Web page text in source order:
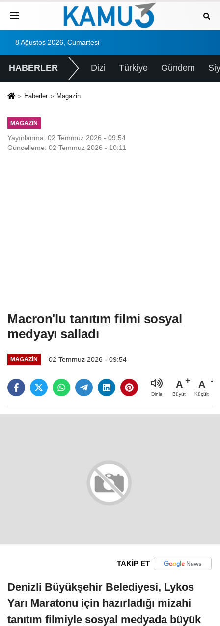
8 Ağustos 2026, Cumartesi
HABERLER Dizi Türkiye Gündem
Haberler Magazin
MAGAZIN
Yayınlanma: 02 Temmuz 2026 - 09:54
Güncelleme: 02 Temmuz 2026 - 10:11
Macron'lu tanıtım filmi sosyal
medyayı salladı
MAGAZIN 02 Temmuz 2026 - 09:54
Dinle
A
Büyüt
A
Küçült
TAKİP ET
Denizli Büyükşehir Belediyesi, Lykos
Yarı Maratonu için hazırladığı mizahi
tanıtım filmiyle sosyal medyada büyük